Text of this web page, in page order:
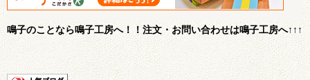
鳴子のことなら鳴子工房へ！！注文・お問い合わせは鳴子工房へ↑↑↑